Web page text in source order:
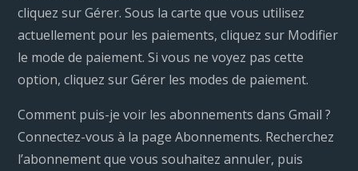
cliquez sur Gérer. Sous la carte que vous utilisez
actuellement pour les paiements, cliquez sur Modifier
le mode de paiement. Si vous ne voyez pas cette
option, cliquez sur Gérer les modes de paiement.
Comment puis-je voir les abonnements dans Gmail ?
Connectez-vous à la page Abonnements. Recherchez
l’abonnement que vous souhaitez annuler, puis